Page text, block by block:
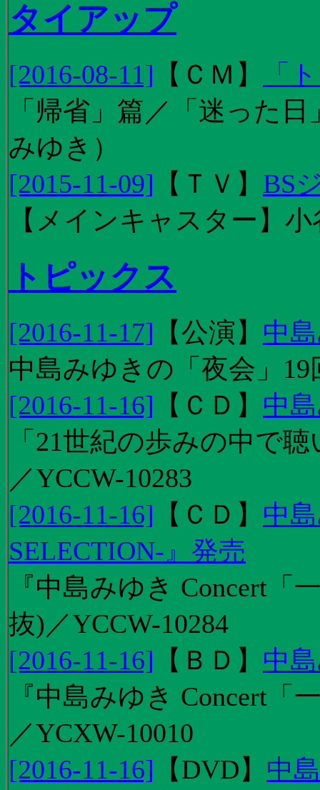
タイアップ
[2016-08-11] 【 ＣＭ 】
「
「帰省」篇／「迷った
みゆき）
[2015-11-09] 【 ＴＶ 】 BS
【メインキャスター】
トピックス
[2016-11-17] 【公演 】 中
中島みゆきの「夜会」
[2016-11-16] 【 ＣＤ 】 中
「21世紀の歩みの中で
／YCCW-10283
[2016-11-16] 【 ＣＤ 】 中
SELECTION-』発売
『中島みゆき Concert
抜)／YCCW-10284
[2016-11-16] 【 ＢＤ 】 中
『中島みゆき Concert
／YCXW-10010
[2016-11-16] 【DVD】 中